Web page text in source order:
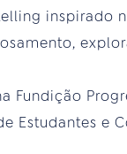
inspirado
Fundição
Estudantes e